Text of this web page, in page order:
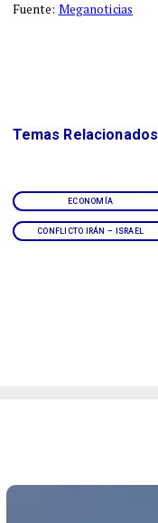
Fuente: Meganoticias
ECONOMÍA
CONFLICTO IRÁN – ISRAEL
Temas Relacionados